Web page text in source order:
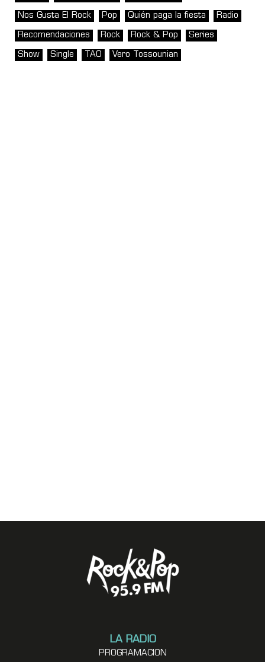
Nos Gusta El Rock Pop Quién paga la fiesta Radio
Recomendaciones Rock Rock & Pop Series
Show Single TAO Vero Tossounian
LA RADIO
PROGRAMACION